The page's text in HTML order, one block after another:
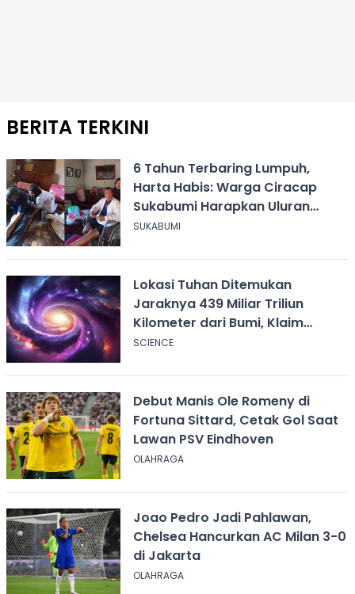
BERITA TERKINI
6 Tahun Terbaring Lumpuh,
Harta Habis: Warga Ciracap
Sukabumi Harapkan Uluran
Tangan KDM
SUKABUMI
Lokasi Tuhan Ditemukan
Jaraknya 439 Miliar Triliun
Kilometer dari Bumi, Klaim
Ilmuwan Harvard
SCIENCE
Debut Manis Ole Romeny di
Fortuna Sittard, Cetak Gol Saat
Lawan PSV Eindhoven
OLAHRAGA
Joao Pedro Jadi Pahlawan,
Chelsea Hancurkan AC Milan 3-0
di Jakarta
OLAHRAGA